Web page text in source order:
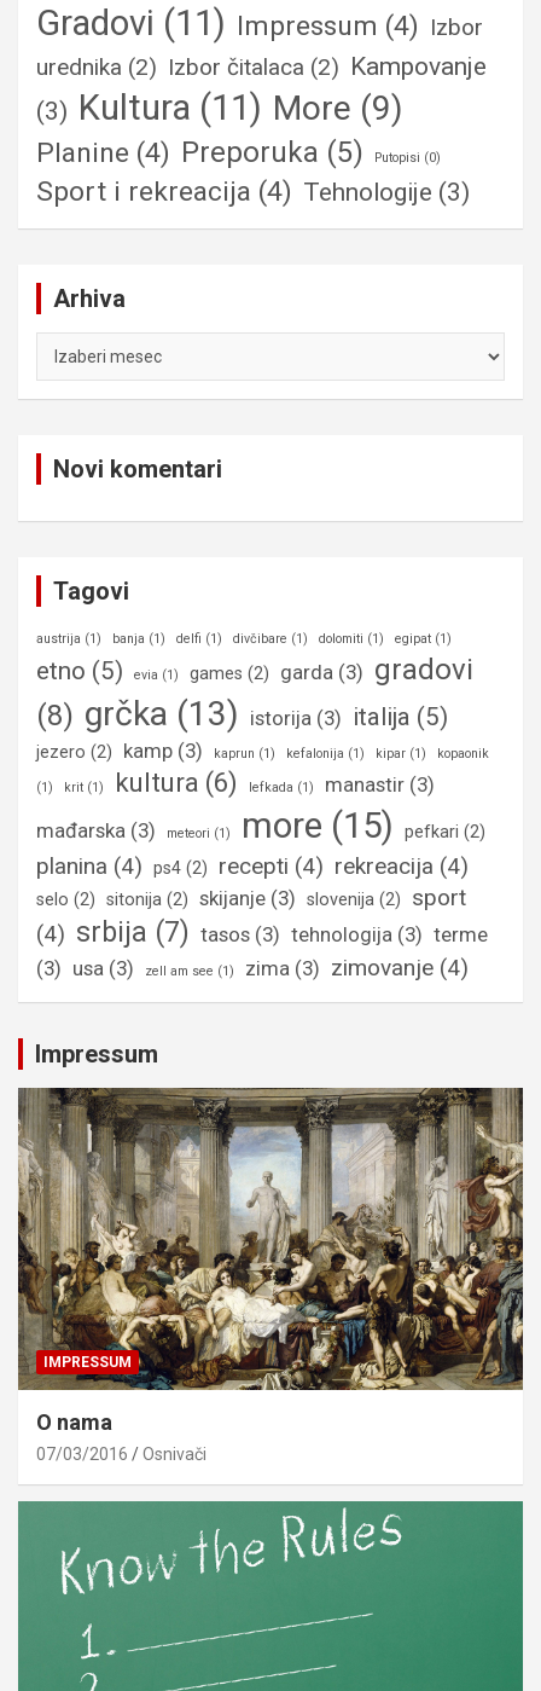
Gradovi (11) Impressum (4) Izbor
urednika (2) Izbor čitalaca (2) Kampovanje
(3) Kultura (11) More (9)
Planine (4) Preporuka (5) Putopisi (0)
Sport i rekreacija (4) Tehnologije (3)
Arhiva
h
Novi komentari
Tagovi
austrija (1) banja (1) delfi (1) divčibare (1) dolomiti (1) egipat (1)
etno (5) evia (1) games (2) garda (3) gradovi
(8) grčka (13) istorija (3) italija (5)
jezero (2) kamp (3) kaprun (1) kefalonija (1) kipar (1) kopaonik
(1) krit (1) kultura (6) lefkada (1) manastir (3)
mađarska (3) meteori (1) more (15) pefkari (2)
planina (4) ps4 (2) recepti (4) rekreacija (4)
selo (2) sitonija (2) skijanje (3) slovenija (2)
sport
(4) srbija (7) tasos (3) tehnologija (3) terme
(3) usa (3) zell am see (1) zima (3) zimovanje (4)
Impressum
IMPRESSUM
O nama
07/03/2016 Osnivači